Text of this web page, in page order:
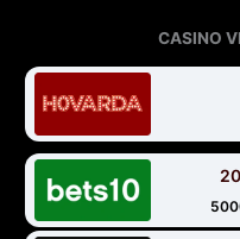
CASINO